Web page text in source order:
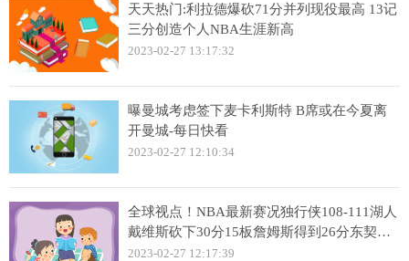
天天热门:利拉德爆砍71分并列现役最高 13记
三分创造个人NBA生涯新高
2023-02-27 13:17:32
曝曼城考虑签下麦卡利斯特 B席或在今夏离
开曼城-每日快看
2023-02-27 12:10:34
全球视点！NBA最新赛况独行侠108-111湖人
戴维斯砍下30分15板詹姆斯得到26分东契奇
空砍26分
2023-02-27 12:17:39